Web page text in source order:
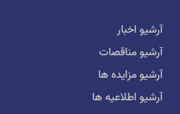
آرشیو اخبار
آرشیو مناقصات
آرشیو مزایده ها
آرشیو اطلاعیه ها